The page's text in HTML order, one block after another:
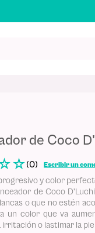
de Coco
☆(0) Escribir un
y color
de Coco
o que no estén
un color que va
irritación o lastimar la